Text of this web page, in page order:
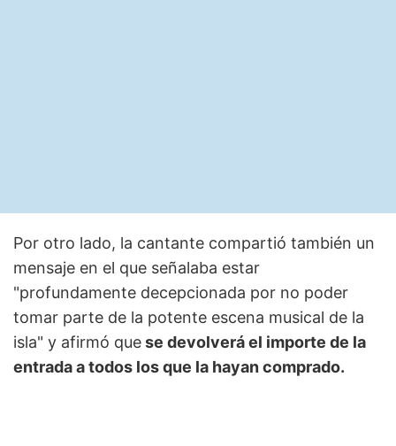
Por otro lado, la cantante compartió también un
mensaje en el que señalaba estar
"profundamente decepcionada por no poder
tomar parte de la potente escena musical de la
isla" y afirmó quese devolverá el importe de la
entrada a todos los que la hayan comprado.